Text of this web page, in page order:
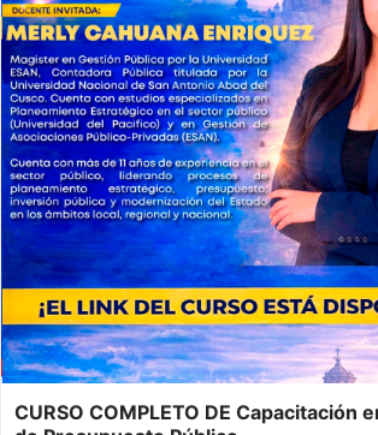
CURSO COMPLETO DE Capacitación